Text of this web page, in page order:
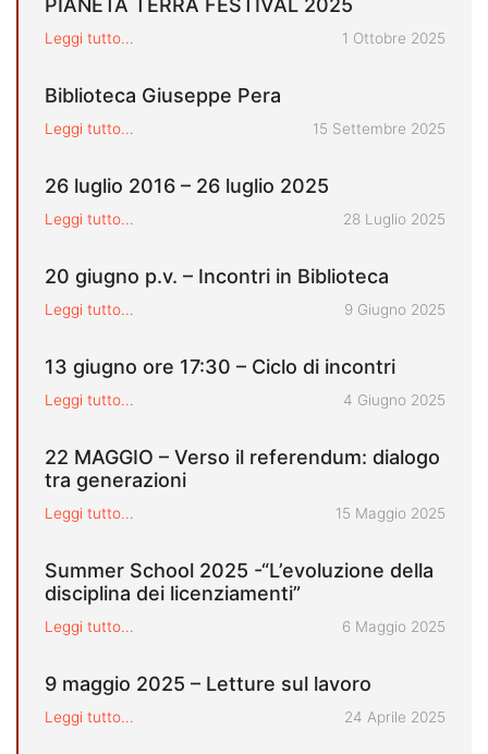
PIANETA TERRA FESTIVAL 2025
Leggi tutto... Pubblicato il
1 Ottobre 2025
Biblioteca Giuseppe Pera
Leggi tutto... Pubblicato il
15 Settembre 2025
26 luglio 2016 – 26 luglio 2025
Leggi tutto... Pubblicato il
28 Luglio 2025
20 giugno p.v. – Incontri in Biblioteca
Leggi tutto... Pubblicato il
9 Giugno 2025
13 giugno ore 17:30 – Ciclo di incontri
Leggi tutto... Pubblicato il
4 Giugno 2025
22 MAGGIO – Verso il referendum: dialogo
tra generazioni
Leggi tutto... Pubblicato il
15 Maggio 2025
Summer School 2025 -“L’evoluzione della
disciplina dei licenziamenti”
Leggi tutto... Pubblicato il
6 Maggio 2025
9 maggio 2025 – Letture sul lavoro
Leggi tutto... Pubblicato il
24 Aprile 2025